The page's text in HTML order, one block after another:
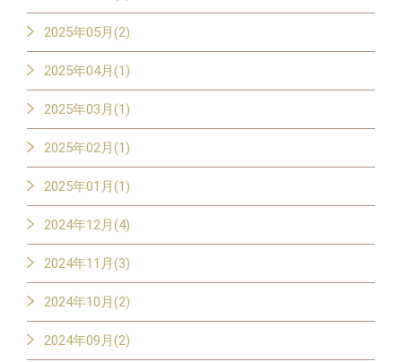
2025年05月(2)
2025年04月(1)
2025年03月(1)
2025年02月(1)
2025年01月(1)
2024年12月(4)
2024年11月(3)
2024年10月(2)
2024年09月(2)